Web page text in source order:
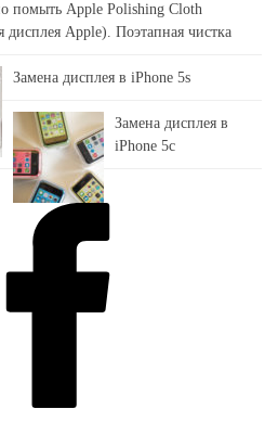
помыть Apple Polishing Cloth
дисплея Apple). Поэтапная чистка
Замена дисплея в iPhone 5s
Замена дисплея в
iPhone 5c